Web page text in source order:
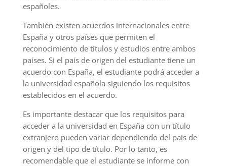
españoles.
También existen acuerdos internacionales entre
España y otros países que permiten el
reconocimiento de títulos y estudios entre ambos
países. Si el país de origen del estudiante tiene un
acuerdo con España, el estudiante podrá acceder a
la universidad española siguiendo los requisitos
establecidos en el acuerdo.
Es importante destacar que los requisitos para
acceder a la universidad en España con un título
extranjero pueden variar dependiendo del país de
origen y del tipo de título. Por lo tanto, es
recomendable que el estudiante se informe con